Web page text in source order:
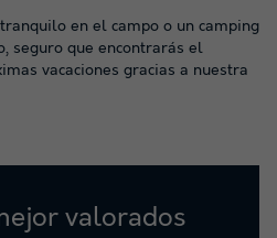
en el campo o un camping
seguro que encontrarás el
vacaciones gracias a nuestra
valorados